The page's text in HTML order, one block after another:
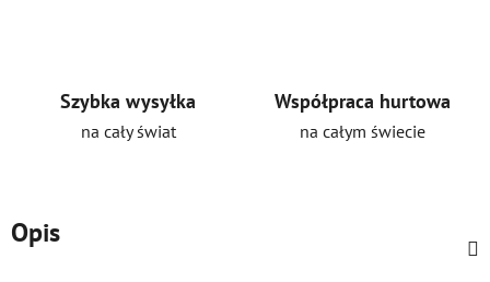
Szybka wysyłka
na cały świat
Współpraca hurtowa
na całym świecie
Opis